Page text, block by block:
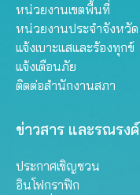
หน่วยงานเขตพื้นที่
หน่วยงานประจำจังหวัด
แจ้งเบาะแสและร้องทุกข์
แจ้งเตือนภัย
ติดต่อสำนักงานสภา
ข่าวสาร และรณรงค์
ประกาศเชิญชวน
อินโฟกราฟิก